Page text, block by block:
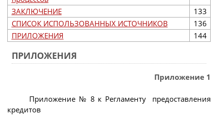
ЗАКЛЮЧЕНИЕ
133
СПИСОК ИСПОЛЬЗОВАННЫХ ИСТОЧНИКОВ
136
ПРИЛОЖЕНИЯ
144
ПРИЛОЖЕНИЯ
Приложение 1
Приложение № 8 к Регламенту предоставления
кредитов